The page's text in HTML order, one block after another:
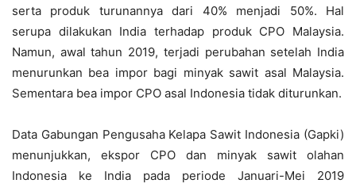
serta produk turunannya dari 40% menjadi 50%. Hal
serupa dilakukan India terhadap produk CPO Malaysia.
Namun, awal tahun 2019, terjadi perubahan setelah India
menurunkan bea impor bagi minyak sawit asal Malaysia.
Sementara bea impor CPO asal Indonesia tidak diturunkan.
Data Gabungan Pengusaha Kelapa Sawit Indonesia (Gapki)
menunjukkan, ekspor CPO dan minyak sawit olahan
Indonesia ke India pada periode Januari-Mei 2019